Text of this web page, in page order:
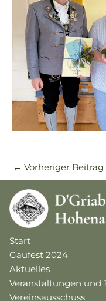
← Vorheriger Beitrag
Start
Gaufest 2024
Aktuelles
Veranstaltungen und
Vereinsausschuss